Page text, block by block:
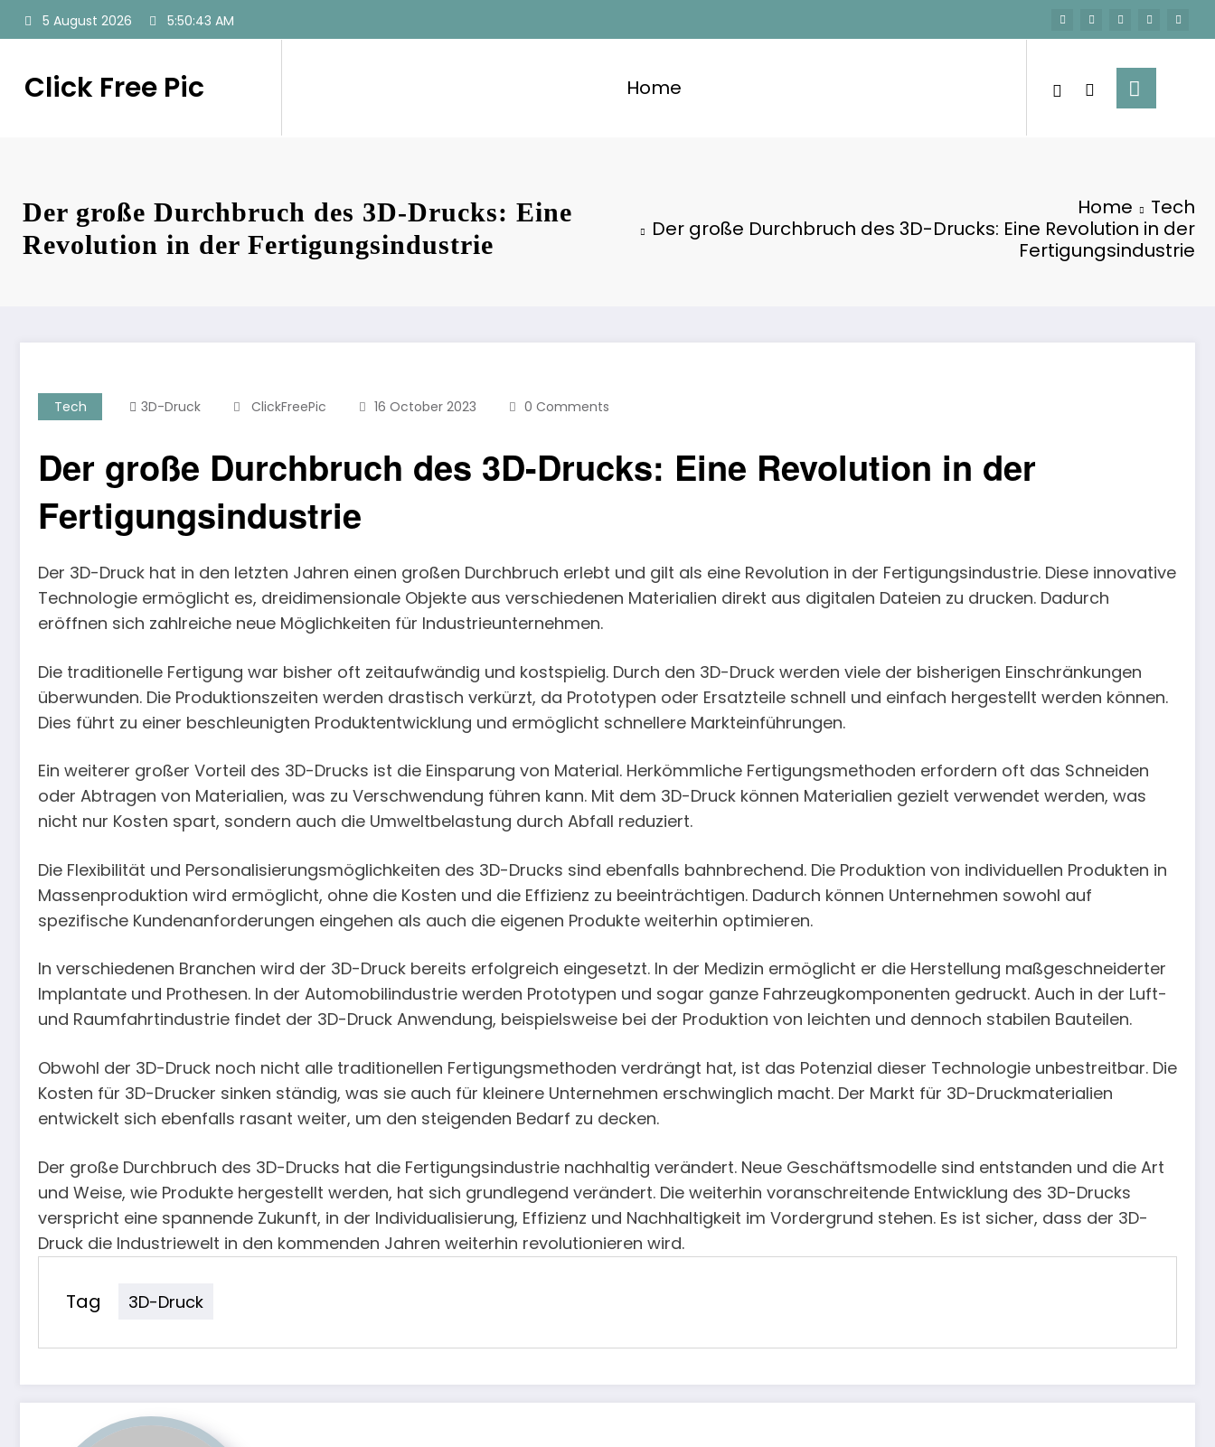
5 August 2026 5:50:44 AM
Click Free Pic Home
Der große Durchbruch des 3D-Drucks: Eine
Revolution in der Fertigungsindustrie
Home
Tech
Der große Durchbruch des 3D-Drucks: Eine Revolution in der
Fertigungsindustrie
Tech 3D-Druck ClickFreePic 16 October 2023 0 Comments
Der große Durchbruch des 3D-Drucks: Eine Revolution in der
Fertigungsindustrie
Der 3D-Druck hat in den letzten Jahren einen großen Durchbruch erlebt und gilt als eine Revolution in der Fertigungsindustrie. Diese innovative
Technologie ermöglicht es, dreidimensionale Objekte aus verschiedenen Materialien direkt aus digitalen Dateien zu drucken. Dadurch
eröffnen sich zahlreiche neue Möglichkeiten für Industrieunternehmen.
Die traditionelle Fertigung war bisher oft zeitaufwändig und kostspielig. Durch den 3D-Druck werden viele der bisherigen Einschränkungen
überwunden. Die Produktionszeiten werden drastisch verkürzt, da Prototypen oder Ersatzteile schnell und einfach hergestellt werden können.
Dies führt zu einer beschleunigten Produktentwicklung und ermöglicht schnellere Markteinführungen.
Ein weiterer großer Vorteil des 3D-Drucks ist die Einsparung von Material. Herkömmliche Fertigungsmethoden erfordern oft das Schneiden
oder Abtragen von Materialien, was zu Verschwendung führen kann. Mit dem 3D-Druck können Materialien gezielt verwendet werden, was
nicht nur Kosten spart, sondern auch die Umweltbelastung durch Abfall reduziert.
Die Flexibilität und Personalisierungsmöglichkeiten des 3D-Drucks sind ebenfalls bahnbrechend. Die Produktion von individuellen Produkten in
Massenproduktion wird ermöglicht, ohne die Kosten und die Effizienz zu beeinträchtigen. Dadurch können Unternehmen sowohl auf
spezifische Kundenanforderungen eingehen als auch die eigenen Produkte weiterhin optimieren.
In verschiedenen Branchen wird der 3D-Druck bereits erfolgreich eingesetzt. In der Medizin ermöglicht er die Herstellung maßgeschneiderter
Implantate und Prothesen. In der Automobilindustrie werden Prototypen und sogar ganze Fahrzeugkomponenten gedruckt. Auch in der Luft-
und Raumfahrtindustrie findet der 3D-Druck Anwendung, beispielsweise bei der Produktion von leichten und dennoch stabilen Bauteilen.
Obwohl der 3D-Druck noch nicht alle traditionellen Fertigungsmethoden verdrängt hat, ist das Potenzial dieser Technologie unbestreitbar. Die
Kosten für 3D-Drucker sinken ständig, was sie auch für kleinere Unternehmen erschwinglich macht. Der Markt für 3D-Druckmaterialien
entwickelt sich ebenfalls rasant weiter, um den steigenden Bedarf zu decken.
Der große Durchbruch des 3D-Drucks hat die Fertigungsindustrie nachhaltig verändert. Neue Geschäftsmodelle sind entstanden und die Art
und Weise, wie Produkte hergestellt werden, hat sich grundlegend verändert. Die weiterhin voranschreitende Entwicklung des 3D-Drucks
verspricht eine spannende Zukunft, in der Individualisierung, Effizienz und Nachhaltigkeit im Vordergrund stehen. Es ist sicher, dass der 3D-
Druck die Industriewelt in den kommenden Jahren weiterhin revolutionieren wird.
Tag 3D-Druck